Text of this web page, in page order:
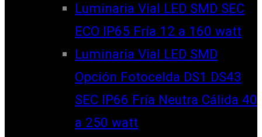
Luminaria Vial LED SMD SEC
ECO IP65 Fría 12 a 160 watt
Luminaria Vial LED SMD
Opción Fotocelda DS1 DS43
SEC IP66 Fría Neutra Cálida 40
a 250 watt